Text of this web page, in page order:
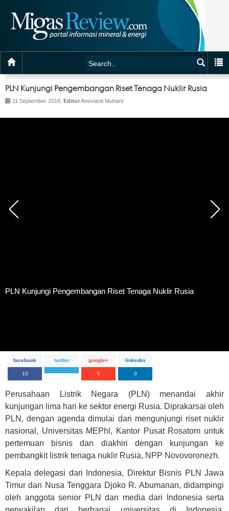
PLN Kunjungi Pengembangan Riset Tenaga Nuklir Rusia
11 September 2018, EditorAnovianti Muharti
PLN Kunjungi Pengembangan Riset Tenaga Nuklir Rusia
PLN Kunjungi Pengembangan Riset Tenaga Nuklir Rusia
facebook
10
twitter google+
0
linkedin
0
Perusahaan Listrik Negara (PLN) menandai akhir
kunjungan lima hari ke sektor energi Rusia. Diprakarsai oleh
PLN, dengan agenda dimulai dari mengunjungi riset nuklir
nasional, Universitas MEPhl, Kantor Pusat Rosatom untuk
pertemuan bisnis dan diakhiri dengan kunjungan ke
pembangkit listrik tenaga nuklir Rusia, NPP Novovoronezh.
Kepala delegasi dari Indonesia, Direktur Bisnis PLN Jawa
Timur dan Nusa Tenggara Djoko R. Abumanan, didampingi
oleh anggota senior PLN dan media dari Indonesia serta